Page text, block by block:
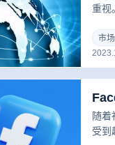
重视
踪
境电
市
随着
受到